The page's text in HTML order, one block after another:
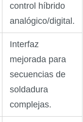
control híbrido
analógico/digital.
Interfaz
mejorada para
secuencias de
soldadura
complejas.